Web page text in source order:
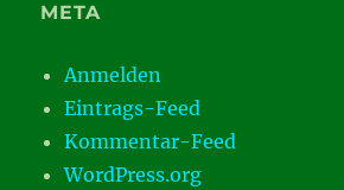
META
Anmelden
Eintrags-Feed
Kommentar-Feed
WordPress.org